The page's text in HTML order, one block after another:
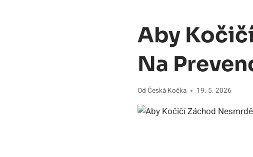
Aby
Na
Od Česká Kočka 19. 5. 2026